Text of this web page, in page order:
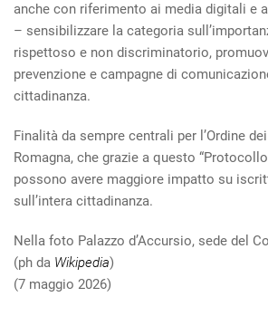
anche con riferimento ai media digitali e
– sensibilizzare la categoria
rispettoso e non discriminatorio,
prevenzione e campagne di
cittadinanza.
Finalità da sempre centrali per l’Ordine
Romagna, che grazie a questo
possono avere maggiore impatto su
sull’intera cittadinanza.
Nella foto Palazzo d’Accursio, sede del
(ph da Wikipedia)
(7 maggio 2026)